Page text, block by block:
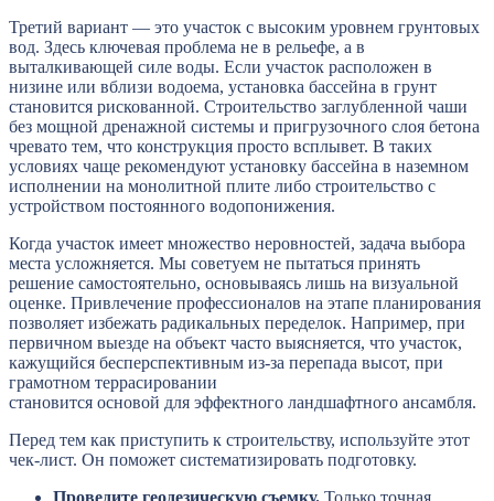
Третий вариант — это участок с высоким уровнем грунтовых
вод. Здесь ключевая проблема не в рельефе, а в
выталкивающей силе воды. Если участок расположен в
низине или вблизи водоема, установка бассейна в грунт
становится рискованной. Строительство заглубленной чаши
без мощной дренажной системы и пригрузочного слоя бетона
чревато тем, что конструкция просто всплывет. В таких
условиях чаще рекомендуют установку бассейна в наземном
исполнении на монолитной плите либо строительство с
устройством постоянного водопонижения.
Когда участок имеет множество неровностей, задача выбора
места усложняется. Мы советуем не пытаться принять
решение самостоятельно, основываясь лишь на визуальной
оценке. Привлечение профессионалов на этапе планирования
позволяет избежать радикальных переделок. Например, при
первичном выезде на объект часто выясняется, что участок,
кажущийся бесперспективным из-за перепада высот, при
грамотном террасировании
становится основой для эффектного ландшафтного ансамбля.
Перед тем как приступить к строительству, используйте этот
чек-лист. Он поможет систематизировать подготовку.
Проведите геодезическую съемку. Только точная